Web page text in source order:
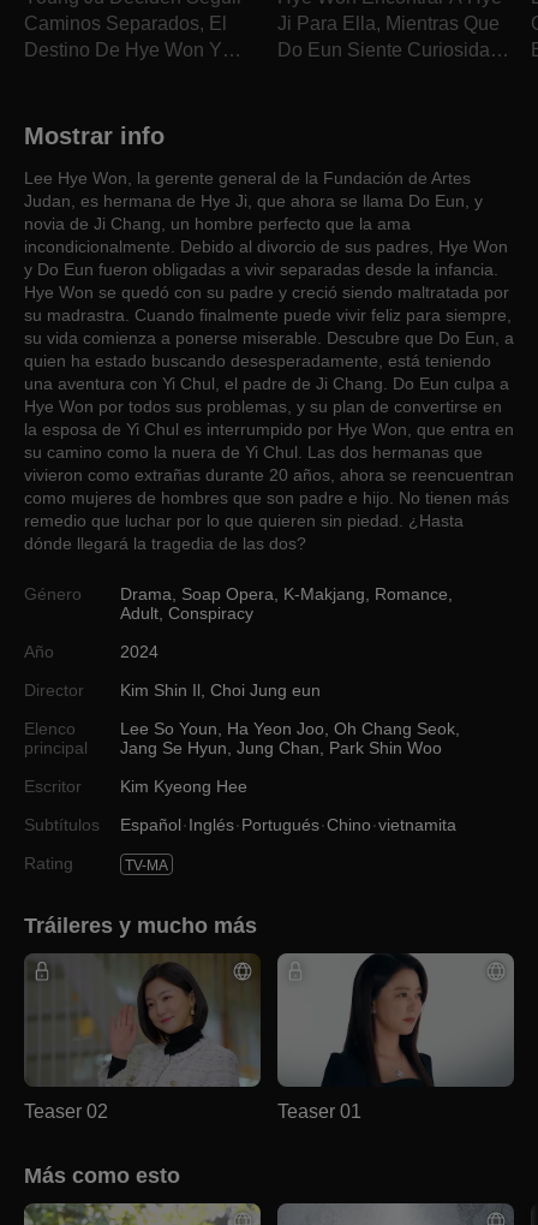
Caminos Separados, El
Destino De Hye Won Y
Ji Para Ella, Mientras Que
Do Eun Siente Curiosidad
Mostrar info
Lee Hye Won, la gerente general de la Fundación de Artes
Judan, es hermana de Hye Ji, que ahora se llama Do Eun, y
novia de Ji Chang, un hombre perfecto que la ama
incondicionalmente. Debido al divorcio de sus padres, Hye Won
y Do Eun fueron obligadas a vivir separadas desde la infancia.
Hye Won se quedó con su padre y creció siendo maltratada por
su madrastra. Cuando finalmente puede vivir feliz para siempre,
su vida comienza a ponerse miserable. Descubre que Do Eun, a
quien ha estado buscando desesperadamente, está teniendo
una aventura con Yi Chul, el padre de Ji Chang. Do Eun culpa a
Hye Won por todos sus problemas, y su plan de convertirse en
la esposa de Yi Chul es interrumpido por Hye Won, que entra en
su camino como la nuera de Yi Chul. Las dos hermanas que
vivieron como extrañas durante 20 años, ahora se reencuentran
como mujeres de hombres que son padre e hijo. No tienen más
remedio que luchar por lo que quieren sin piedad. ¿Hasta
dónde llegará la tragedia de las dos?
Género Drama Soap Opera K-Makjang Romance
Adult Conspiracy
Año
2024
Director
Kim Shin Il Choi Jung eun
Elenco
principal
Lee So Youn Ha Yeon Joo Oh Chang Seok
Jang Se Hyun Jung Chan
Park Shin Woo
Escritor
Kim Kyeong Hee
Subtítulos
Español Inglés Portugués Chino vietnamita
Rating
TV-MA
Tráileres y mucho más
Teaser 02 Teaser 01
Más como esto